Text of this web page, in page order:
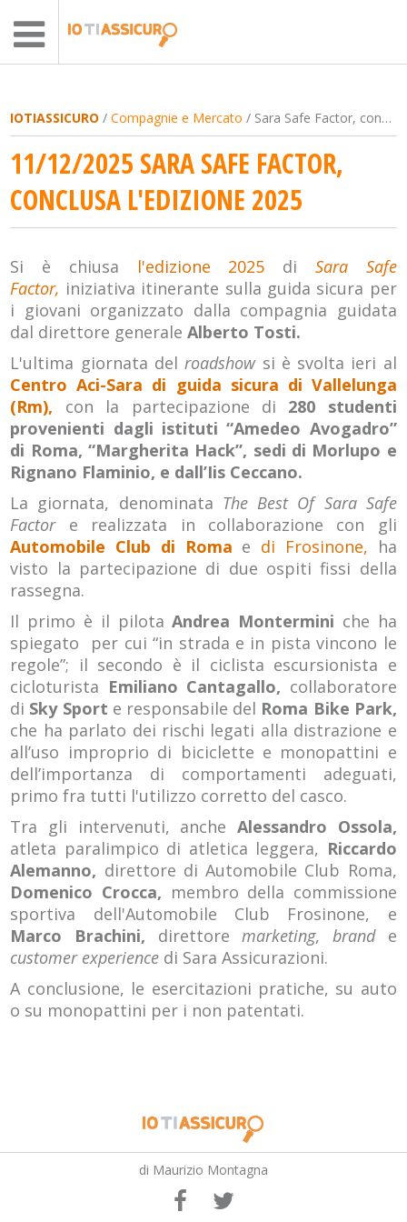
IOTIASSICURO /Compagnie e Mercato / Sara Safe Factor, conclusa l'edizione 2025
11/12/2025 SARA SAFE FACTOR,
CONCLUSA L'EDIZIONE 2025
Si è chiusa l'edizione 2025 di
Sara Safe
Factor, iniziativa itinerante sulla guida sicura per
i giovani organizzato dalla compagnia guidata
dal direttore generaleAlberto Tosti.
L'ultima giornata delroadshowsi è svolta ieri al
Centro Aci-Sara di guida sicura di Vallelunga
(Rm), con la partecipazione di 280 studenti
provenienti dagli istituti “Amedeo Avogadro”
di Roma, “Margherita Hack”, sedi di Morlupo e
Rignano Flaminio, e dall’Iis Ceccano.
La giornata, denominata The Best Of Sara Safe
Factore realizzata in collaborazione con gli
Automobile Club di Roma e di Frosinone, ha
visto la partecipazione di due ospiti fissi della
rassegna.
Il primo è il pilota Andrea Montermini che ha
spiegato per cui “in strada e in pista vincono le
regole”; il secondo è il ciclista escursionista e
cicloturista Emiliano Cantagallo, collaboratore
di Sky Sport e responsabile del Roma Bike Park,
che ha parlato dei rischi legati alla distrazione e
all’uso improprio di biciclette e monopattini e
dell’importanza di comportamenti adeguati,
primo fra tutti l'utilizzo corretto del casco.
Tra gli intervenuti, ancheAlessandro Ossola,
atleta paralimpico di atletica leggera, Riccardo
Alemanno, direttore di Automobile Club Roma,
Domenico Crocca, membro della commissione
sportiva dell'Automobile Club Frosinone, e
Marco Brachini, direttoremarketing,brand e
customer experience di Sara Assicurazioni.
A conclusione, le esercitazioni pratiche, su auto
o su monopattini per i non patentati.
di Maurizio Montagna